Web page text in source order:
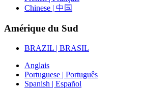
Chinese | 中国
Amérique du Sud
BRAZIL | BRASIL
Anglais
Portuguese | Português
Spanish | Español